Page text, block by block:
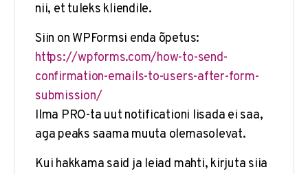
nii, et tuleks kliendile.
Siin on WPFormsi enda õpetus:
https://wpforms.com/how-to-send-
confirmation-emails-to-users-after-form-
submission/
Ilma PRO-ta uut notificationi lisada ei saa,
aga peaks saama muuta olemasolevat.
Kui hakkama said ja leiad mahti, kirjuta siia